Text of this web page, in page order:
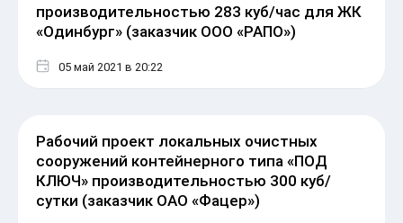
производительностью 283 куб/час для ЖК
«Одинбург» (заказчик ООО «РАПО»)
05 май 2021 в 20:22
Рабочий проект локальных очистных
сооружений контейнерного типа «ПОД
КЛЮЧ» производительностью 300 куб/
сутки (заказчик ОАО «Фацер»)